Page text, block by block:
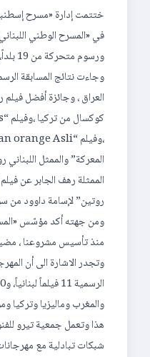
ختتمت إدارة «مسرح
ورسوم متحركة من 19 بلداً، وضمت لجنة التحكيم الكاتبة الجزائرية وردة زرقين والشاعر جورج غنيمة والسينمائي إسماعيل شرف الدين من لبنان .
وجاءت نتائج المسابقة
المعركة” والممثل
الممثلة رهف الجابر عن
روتين” لإسامة داوود من
ومن جهته أكد مؤسّس
منذ تأسيس مشروعنا ،
وتجدر الاشارة الى أن
والمغرب وماليزيا وتركيا
هذا وتعمل جمعية تيرو
شبكات تبادلية مع